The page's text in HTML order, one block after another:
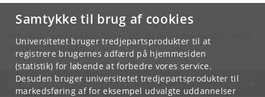
Samtykke til brug af cookies
Universitetet bruger tredjepartsprodukter til at
registrere brugernes adfærd på hjemmesiden
(statistik) for løbende at forbedre vores service.
Desuden bruger universitetet tredjepartsprodukter til
markedsføring af for eksempel udvalgte uddannelser
Hvis du har spørgsmål til kurset, skal du henvende dig til din lokale
studieadministration.
KØBENHAVNS UNIVERSITET